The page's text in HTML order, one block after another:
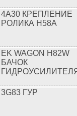
4A30 КРЕПЛЕНИЕ
РОЛИКА H58A
EK WAGON H82W
БАЧОК
3G83 ГУР